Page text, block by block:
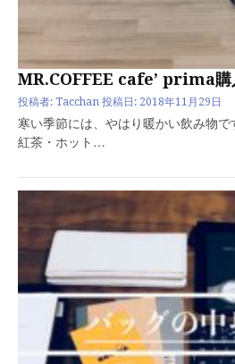
MR.COFFEE cafe’ prima
投稿者: Tacchan 投稿日: 2018年11月29日
寒い季節には、やはり暖かい飲み物で
紅茶・ホット…